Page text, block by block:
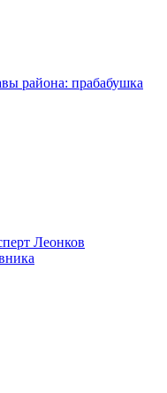
района: прабабушка
Леонков